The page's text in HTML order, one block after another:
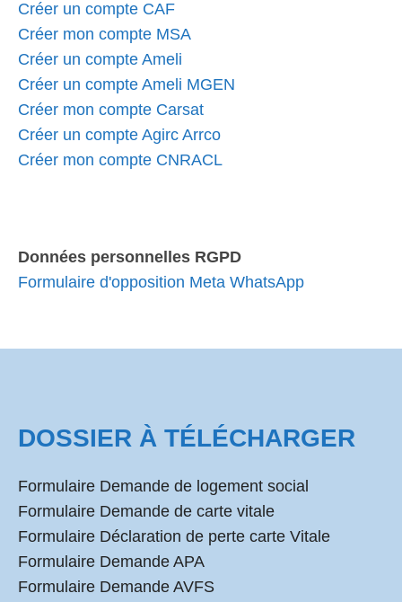
Créer un compte CAF
Créer mon compte MSA
Créer un compte Ameli
Créer un compte Ameli MGEN
Créer mon compte Carsat
Créer un compte Agirc Arrco
Créer mon compte CNRACL
Données personnelles RGPD
Formulaire d'opposition Meta WhatsApp
DOSSIER À TÉLÉCHARGER
Formulaire Demande de logement social
Formulaire Demande de carte vitale
Formulaire Déclaration de perte carte Vitale
Formulaire Demande APA
Formulaire Demande AVFS